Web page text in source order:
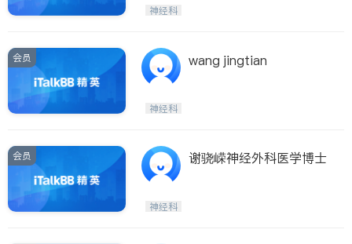
神经科
会员 wang jingtian
神经科
会员 谢骁嵘神经外科医学博士
神经科